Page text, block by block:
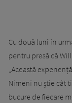
Cu două luni în
pentru presă că
„Această
Nimeni nu știe cât
bucure de fiecare